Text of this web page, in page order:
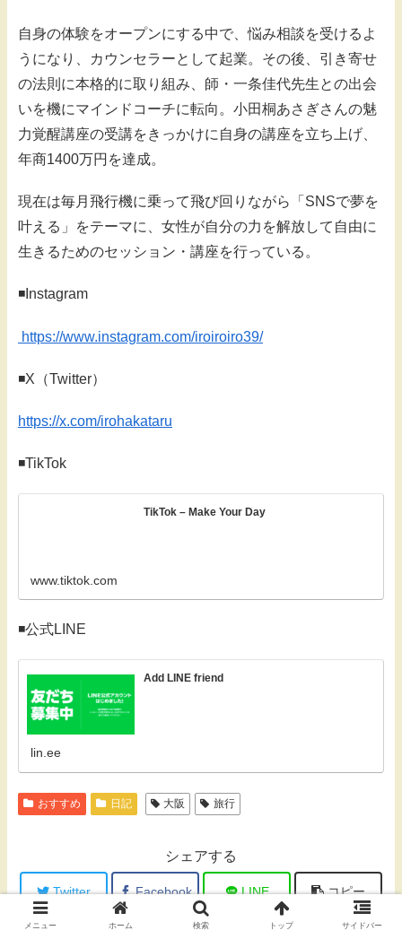
自身の体験をオープンにする中で、悩み相談を受けるよ
うになり、カウンセラーとして起業。その後、引き寄せ
の法則に本格的に取り組み、師・一条佳代先生との出会
いを機にマインドコーチに転向。小田桐あさぎさんの魅
力覚醒講座の受講をきっかけに自身の講座を立ち上げ、
年商1400万円を達成。
現在は毎月飛行機に乗って飛び回りながら「SNSで夢を
叶える」をテーマに、女性が自分の力を解放して自由に
生きるためのセッション・講座を行っている。
◾️Instagram
https://www.instagram.com/iroiroiro39/
◾️X（Twitter）
https://x.com/irohakataru
◾️TikTok
TikTok – Make Your Day
www.tiktok.com
◾️公式LINE
Add LINE friend
lin.ee
おすすめ 日記 大阪 旅行
シェアする
Twitter Facebook LINE コピー
メニュー ホーム 検索 トップ サイドバー